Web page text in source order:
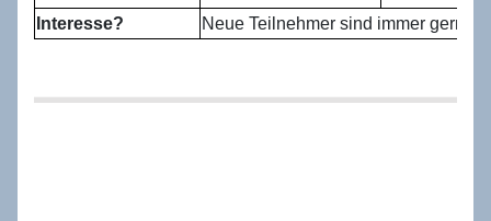
Interesse? Neue Teilnehmer sind immer gerne